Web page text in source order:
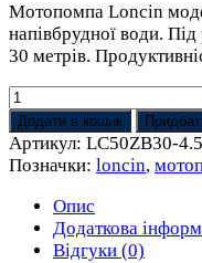
Мотопомпа Loncin
напівбрудної води.
30 метрів.
Мотопомпа
Loncin
LC50
ZB30-
(500
Додати в кошик
Артикул: LC50ZB30-
Позначки: loncin,
Опис
Додаткова
Відгуки (0)